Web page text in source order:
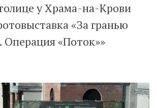
у Храма-на-Крови
«За гранью
Операция «Поток»»